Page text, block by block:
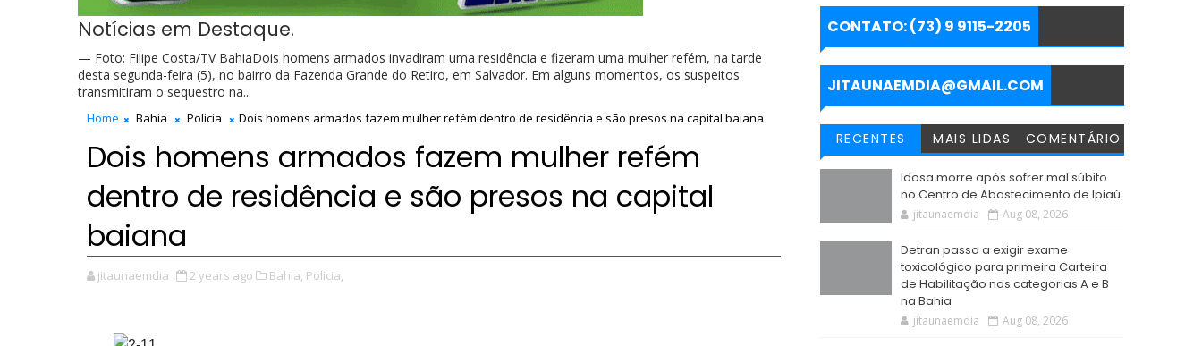
Notícias em Destaque.
— Foto: Filipe Costa/TV BahiaDois homens armados invadiram uma residência e fizeram uma mulher refém, na tarde
desta segunda-feira (5), no bairro da Fazenda Grande do Retiro, em Salvador. Em alguns momentos, os suspeitos
transmitiram o sequestro na...
Home Bahia Policia Dois homens armados fazem mulher refém dentro de residência e são presos na capital baiana
Dois homens armados fazem mulher refém
dentro de residência e são presos na capital
baiana
jitaunaemdia 2 years ago Bahia, Policia,
r
e
e
b
o
k
t
t
e
r
t
s
p
p
e
g
a
m
s
e
g
e
r
i
CONTATO: (73) 9 9115-2205
JITAUNAEMDIA@GMAIL.COM
RECENTES MAIS LIDAS COMENTÁRIO
Idosa morre após sofrer mal súbito
no Centro de Abastecimento de Ipiaú
jitaunaemdia Aug 08, 2026
Detran passa a exigir exame
toxicológico para primeira Carteira
de Habilitação nas categorias A e B
na Bahia
jitaunaemdia Aug 08, 2026